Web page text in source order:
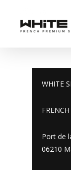
WHITE
Port de
06210